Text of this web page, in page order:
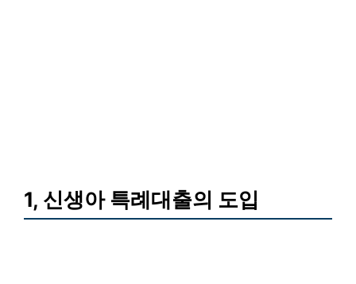
1, 신생아 특례대출의 도입